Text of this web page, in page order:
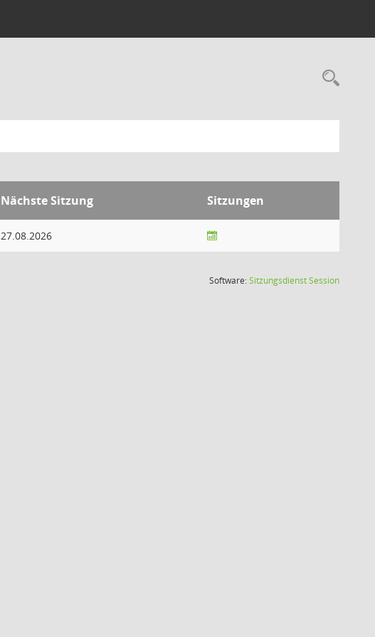
Nächste Sitzung Sitzungen
27.08.2026
Software:SitzungsdienstSession(Wird in